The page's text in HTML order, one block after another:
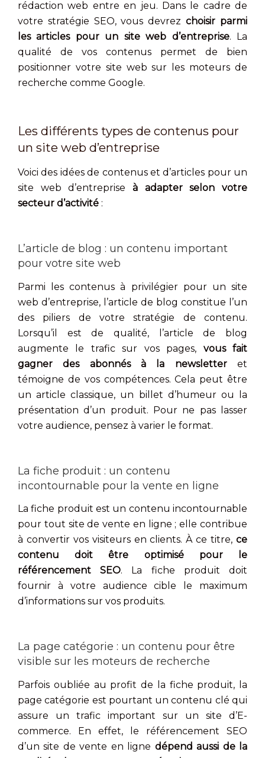
rédaction web entre en jeu. Dans le cadre de
votre stratégie SEO, vous devrezchoisir parmi
les articles pour un site web d’entreprise. La
qualité de vos contenus permet de bien
positionner votre site web sur les moteurs de
recherche comme Google.
Les différents types de contenus pour
un site web d’entreprise
Voici des idées de contenus et d’articles pour un
site web d’entreprise à adapter selon votre
secteur d’activité :
L’article de blog : un contenu important
pour votre site web
Parmi les contenus à privilégier pour un site
web d’entreprise, l’article de blog constitue l’un
des piliers de votre stratégie de contenu.
Lorsqu’il est de qualité, l’article de blog
augmente le trafic sur vos pages, vous fait
gagner des abonnés à la newsletter et
témoigne de vos compétences. Cela peut être
un article classique, un billet d’humeur ou la
présentation d’un produit. Pour ne pas lasser
votre audience, pensez à varier le format.
La fiche produit : un contenu
incontournable pour la vente en ligne
La fiche produit est un contenu incontournable
pour tout site de vente en ligne ; elle contribue
à convertir vos visiteurs en clients. À ce titre, ce
contenu doit être optimisé pour le
référencement SEO. La fiche produit doit
fournir à votre audience cible le maximum
d’informations sur vos produits.
La page catégorie : un contenu pour être
visible sur les moteurs de recherche
Parfois oubliée au profit de la fiche produit, la
page catégorie est pourtant un contenu clé qui
assure un trafic important sur un site d’E-
commerce. En effet, le référencement SEO
d’un site de vente en ligne dépend aussi de la